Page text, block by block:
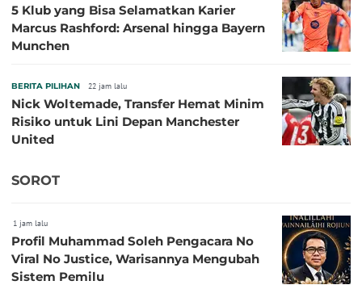
5 Klub yang Bisa Selamatkan Karier
Marcus Rashford: Arsenal hingga Bayern
Munchen
BERITA PILIHAN 22 jam lalu
Nick Woltemade, Transfer Hemat Minim
Risiko untuk Lini Depan Manchester
United
SOROT
1 jam lalu
Profil Muhammad Soleh Pengacara No
Viral No Justice, Warisannya Mengubah
Sistem Pemilu